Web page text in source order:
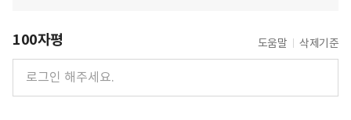
100자평 도움말 삭제기준